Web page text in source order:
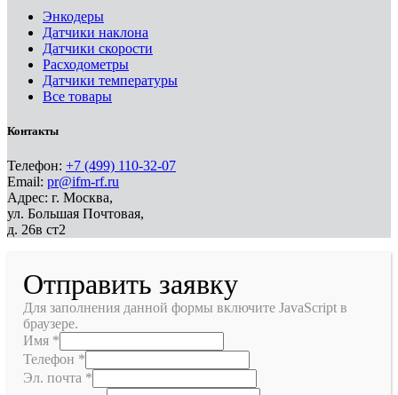
Энкодеры
Датчики наклона
Датчики скорости
Расходометры
Датчики температуры
Все товары
Контакты
Телефон: +7 (499) 110-32-07
Email: pr@ifm-rf.ru
Адрес: г. Москва,
ул. Большая Почтовая,
д. 26в ст2
Отправить заявку
Для заполнения данной формы включите JavaScript в
браузере.
Имя *
Телефон *
Эл. почта *